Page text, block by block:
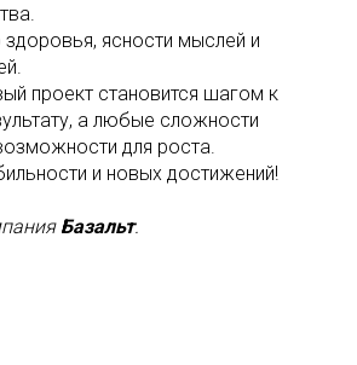
ясности мыслей и
проект становится шагом к
а любые сложности
для роста.
и новых достижений!
Базальт.